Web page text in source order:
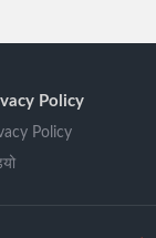
Policy
Policy